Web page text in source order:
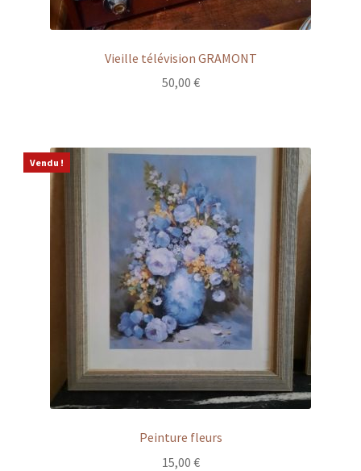
Vieille télévision GRAMONT
50,00 €
Vendu !
Peinture fleurs
15,00 €